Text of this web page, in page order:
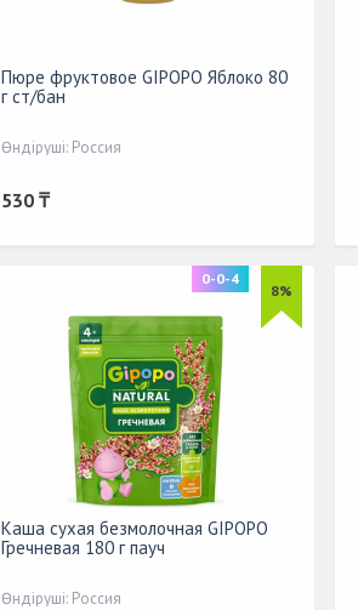
Пюре фруктовое GIPOPO Яблоко 80
г ст/бан
Өндіруші: Россия
530 ₸
8%
0-0-4
Каша сухая безмолочная GIPOPO
Гречневая 180 г пауч
Өндіруші: Россия